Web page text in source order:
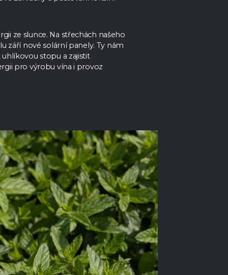
ze slunce. Na střechách našeho
září nové solární panely. Ty nám
stopu a zajistit
pro výrobu vína i provoz